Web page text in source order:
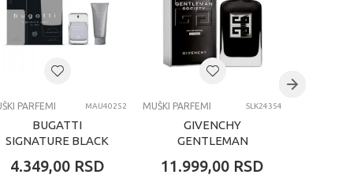
PARFEMI MAU40252
BUGATTI
SIGNATURE BLACK
TOALETNA VODA
4.349,00 RSD
MUŠKI PARFEMI SLK24354
GIVENCHY
GENTLEMAN
MUŠKI PARFEM
11.999,00 RSD